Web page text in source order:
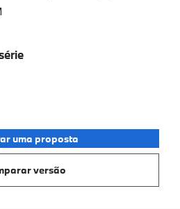
uma proposta
versão